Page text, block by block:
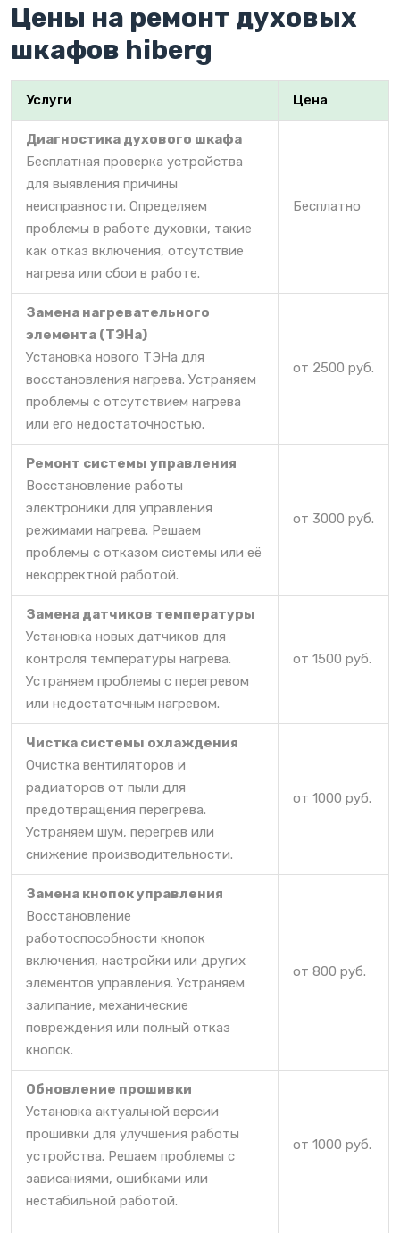
Цены на ремонт духовых
шкафов hiberg
Услуги Цена
Диагностика духового шкафа
Бесплатная проверка устройства
для выявления причины
неисправности. Определяем
проблемы в работе духовки, такие
как отказ включения, отсутствие
нагрева или сбои в работе.
Бесплатно
Замена нагревательного
элемента (ТЭНа)
Установка нового ТЭНа для
восстановления нагрева. Устраняем
проблемы с отсутствием нагрева
или его недостаточностью.
от 2500 руб.
Ремонт системы управления
Восстановление работы
электроники для управления
режимами нагрева. Решаем
проблемы с отказом системы или её
некорректной работой.
от 3000 руб.
Замена датчиков температуры
Установка новых датчиков для
контроля температуры нагрева.
Устраняем проблемы с перегревом
или недостаточным нагревом.
от 1500 руб.
Чистка системы охлаждения
Очистка вентиляторов и
радиаторов от пыли для
предотвращения перегрева.
Устраняем шум, перегрев или
снижение производительности.
от 1000 руб.
Замена кнопок управления
Восстановление
работоспособности кнопок
включения, настройки или других
элементов управления. Устраняем
залипание, механические
повреждения или полный отказ
кнопок.
от 800 руб.
Обновление прошивки
Установка актуальной версии
прошивки для улучшения работы
устройства. Решаем проблемы с
зависаниями, ошибками или
нестабильной работой.
от 1000 руб.